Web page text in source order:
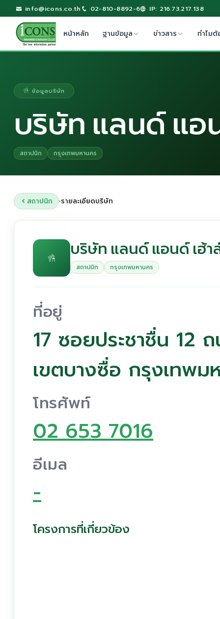
info@icons.co.th 02-810-8892-6 IP: 216.73.217.138
หน้าหลัก ฐานข้อมูล ข่าวสาร ทำไมต้
ข้อมูลบริษัท
บริษัท แลนด์ แอ
สถาปนิก กรุงเทพมหานคร
สถาปนิก ›รายละเอียดบริษัท
บริษัท แลนด์ แอนด์ เฮ้า
สถาปนิก กรุงเทพมหานคร
ที่อยู่
17 ซอยประชาชื่น 12
เขตบางซื่อ กรุงเทพ
โทรศัพท์
02 653 7016
อีเมล
-
โครงการที่เกี่ยวข้อง